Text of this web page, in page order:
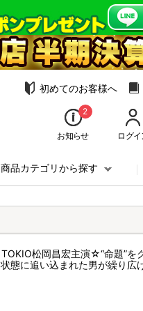
初めてのお客様へ
2
お知らせ ログイ
商品カテゴリから探す
TOKIO松岡昌宏主演☆“命題”を
状態に追い込まれた男が繰り広